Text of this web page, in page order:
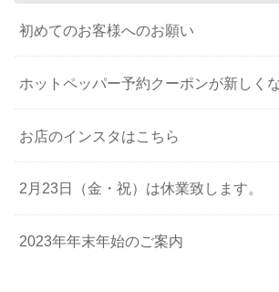
初めてのお客様へのお願い
ホットペッパー予約クーポンが新しく
お店のインスタはこちら
2月23日（金・祝）は休業致します。
2023年年末年始のご案内